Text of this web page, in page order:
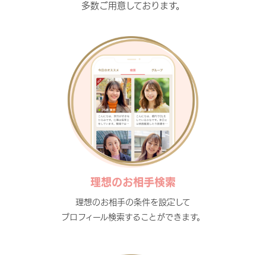
多数ご用意しております。
理想のお相手検索
理想のお相手の条件を設定して
プロフィール検索することができます。